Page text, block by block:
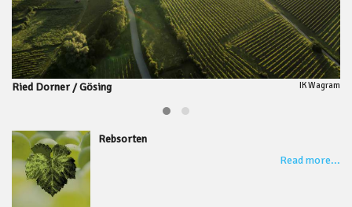
Ried Dorner / Gösing IK Wagram
Rebsorten
Read more...